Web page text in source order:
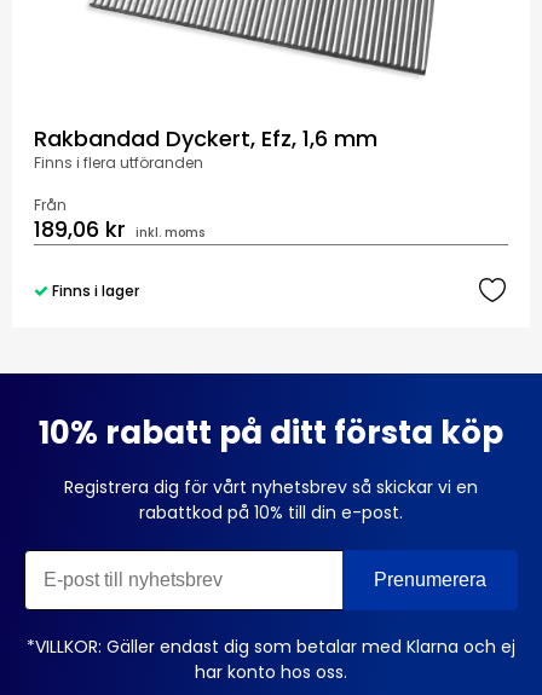
Rakbandad Dyckert, Efz, 1,6 mm
Finns i flera utföranden
Från
189,06 kr inkl. moms
Finns i lager
10% rabatt på ditt första köp
Registrera dig för vårt nyhetsbrev så skickar vi en
rabattkod på 10% till din e-post.
*VILLKOR: Gäller endast dig som betalar med Klarna och ej
har konto hos oss.